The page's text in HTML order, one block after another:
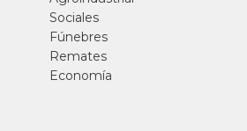
Sociales
Fúnebres
Remates
Economía